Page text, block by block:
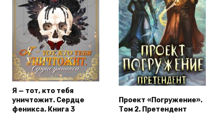
Я — тот, кто тебя
уничтожит. Сердце
феникса. Книга 3
Проект «Погружение».
Том 2. Претендент